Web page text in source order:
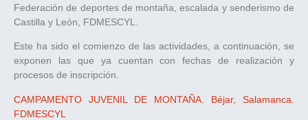
Federación de deportes de montaña, escalada y senderismo de
Castilla y León, FDMESCYL.
Este ha sido el comienzo de las actividades, a continuación, se
exponen las que ya cuentan con fechas de realización y
procesos de inscripción.
CAMPAMENTO JUVENIL DE MONTAÑA. Béjar, Salamanca.
FDMESCYL